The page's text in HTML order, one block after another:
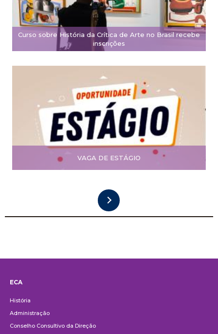
Curso sobre História da Crítica de Arte no Brasil recebe
inscrições
VAGA DE ESTÁGIO
ECA
História
Administração
Conselho Consultivo da Direção